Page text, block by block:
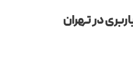
در تهران